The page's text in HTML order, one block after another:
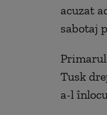
acuzat
sabotaj
Tusk
a-l